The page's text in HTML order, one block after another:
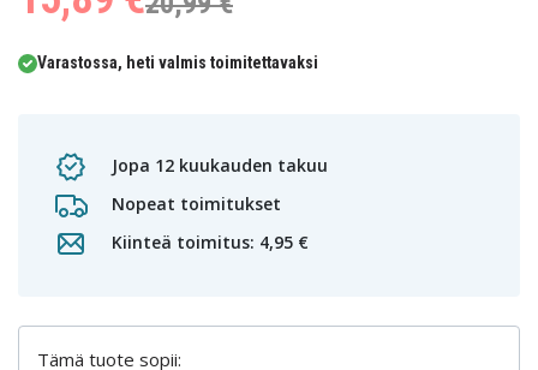
Varastossa, heti valmis toimitettavaksi
Jopa 12 kuukauden takuu
Nopeat toimitukset
Kiinteä toimitus: 4,95 €
Tämä tuote sopii: